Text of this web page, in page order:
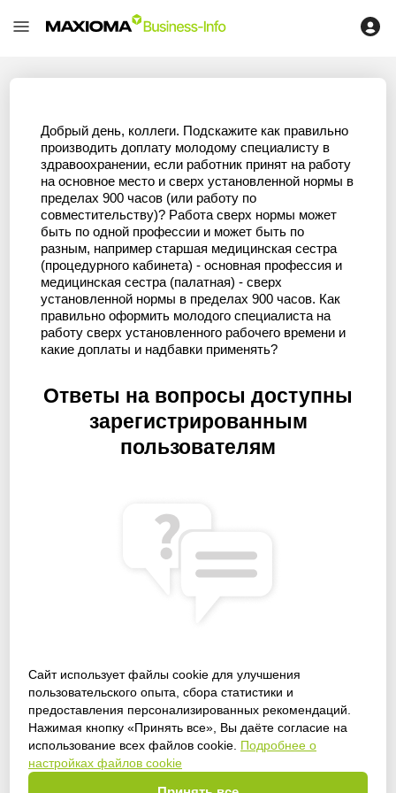
Сайт использует файлы cookie для улучшения
пользовательского опыта, сбора статистики и
предоставления персонализированных рекомендаций.
Нажимая кнопку «Принять все», Вы даёте согласие на
использование всех файлов cookie. Подробнее о
настройках файлов cookie
Добрый день, коллеги. Подскажите как правильно
производить доплату молодому специалисту в
здравоохранении, если работник принят на работу
на основное место и сверх установленной нормы в
пределах 900 часов (или работу по
совместительству)? Работа сверх нормы может
быть по одной профессии и может быть по
разным, например старшая медицинская сестра
(процедурного кабинета) - основная профессия и
медицинская сестра (палатная) - сверх
установленной нормы в пределах 900 часов. Как
правильно оформить молодого специалиста на
работу сверх установленного рабочего времени и
какие доплаты и надбавки применять?
Ответы на вопросы доступны
зарегистрированным
пользователям
Получить доступ